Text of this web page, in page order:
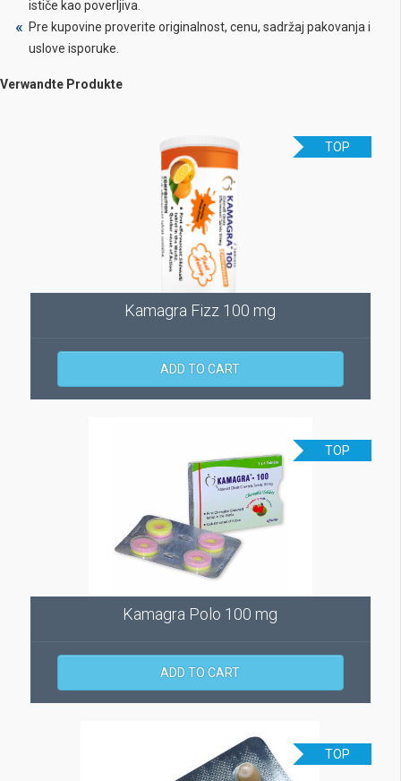
ističe kao poverljiva.
Pre kupovine proverite originalnost, cenu, sadržaj pakovanja i
uslove isporuke.
Verwandte Produkte
TOP
Kamagra Fizz 100 mg
ADD TO CART
TOP
Kamagra Polo 100 mg
ADD TO CART
TOP